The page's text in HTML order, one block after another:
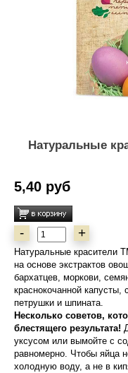
Натуральные
5,40 руб
- +
Натуральные красители
на основе экстрактов
бархатцев, моркови,
краснокочанной
петрушки и шпината.
Несколько советов,
блестящего результата!
уксусом или вымойте с
равномерно. Чтобы яйца
холодную воду, а не в